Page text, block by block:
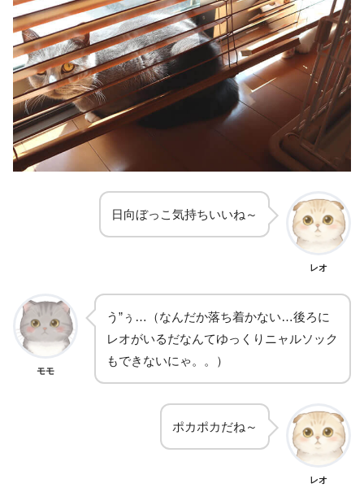
日向ぼっこ気持ちいいね～
レオ
モモ
う”ぅ…（なんだか落ち着かない…後ろに
レオがいるだなんてゆっくりニャルソック
もできないにゃ。。）
ポカポカだね～
レオ